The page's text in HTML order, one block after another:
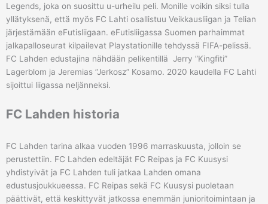
Legends, joka on suosittu u-urheilu peli. Monille voikin siksi tulla
yllätyksenä, että myös FC Lahti osallistuu Veikkausliigan ja Telian
järjestämään eFutisliigaan. eFutisliigassa Suomen parhaimmat
jalkapalloseurat kilpailevat Playstationille tehdyssä FIFA-pelissä.
FC Lahden edustajina nähdään pelikentillä Jerry ”Kingfiti”
Lagerblom ja Jeremias ”Jerkosz” Kosamo. 2020 kaudella FC Lahti
sijoittui liigassa neljänneksi.
FC Lahden historia
FC Lahden tarina alkaa vuoden 1996 marraskuusta, jolloin se
perustettiin. FC Lahden edeltäjät FC Reipas ja FC Kuusysi
yhdistyivät ja FC Lahden tuli jatkaa Lahden omana
edustusjoukkueessa. FC Reipas sekä FC Kuusysi puoletaan
päättivät, että keskittyvät jatkossa enemmän junioritoimintaan ja